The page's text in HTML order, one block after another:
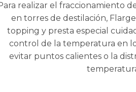
realizar el fraccionamiento
en torres de destilación,
topping y presta especial
control de la temperatura en
evitar puntos calientes o la